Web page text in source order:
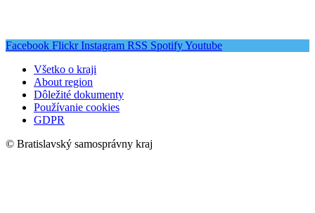
Facebook Flickr Instagram RSS SpotifyYoutube
Všetko o kraji
About region
Dôležité dokumenty
Používanie cookies
GDPR
© Bratislavský samosprávny kraj